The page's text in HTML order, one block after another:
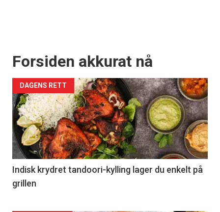
Forsiden akkurat nå
DAGENS RETT
Indisk krydret tandoori-kylling lager du enkelt på
grillen